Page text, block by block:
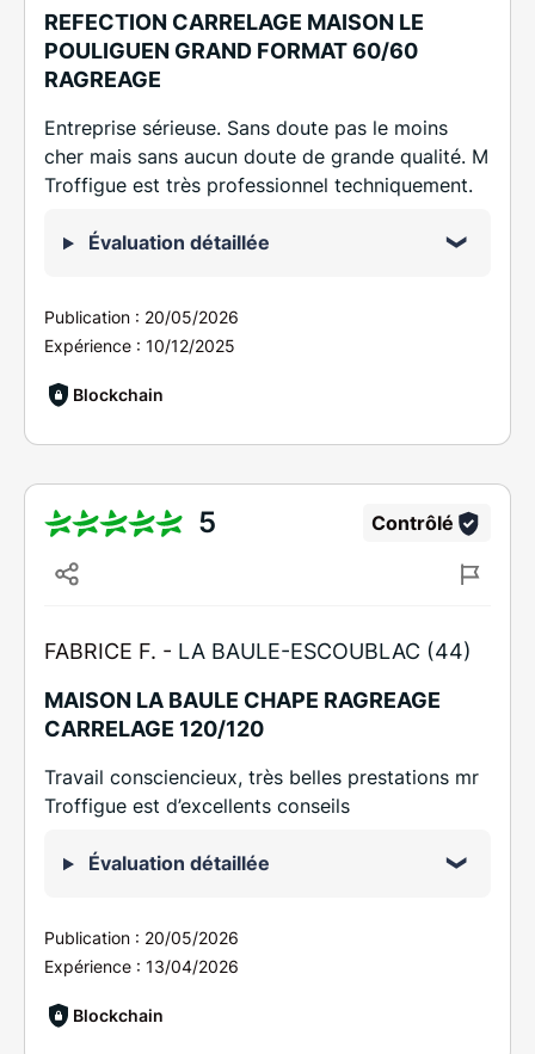
REFECTION CARRELAGE MAISON LE
POULIGUEN GRAND FORMAT 60/60
RAGREAGE
Entreprise sérieuse. Sans doute pas le moins
cher mais sans aucun doute de grande qualité. M
Troffigue est très professionnel techniquement.
Évaluation détaillée
Publication : 20/05/2026
Expérience : 10/12/2025
Blockchain
5 Contrôlé
FABRICE F. - LA BAULE-ESCOUBLAC (44)
MAISON LA BAULE CHAPE RAGREAGE
CARRELAGE 120/120
Travail consciencieux, très belles prestations mr
Troffigue est d’excellents conseils
Évaluation détaillée
Publication : 20/05/2026
Expérience : 13/04/2026
Blockchain